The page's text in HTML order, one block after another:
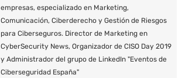
empresas, especializado en Marketing,
Comunicación, Ciberderecho y Gestión de Riesgos
para Ciberseguros. Director de Marketing en
CyberSecurity News, Organizador de CISO Day 2019
y Administrador del grupo de LinkedIn "Eventos de
Ciberseguridad España"